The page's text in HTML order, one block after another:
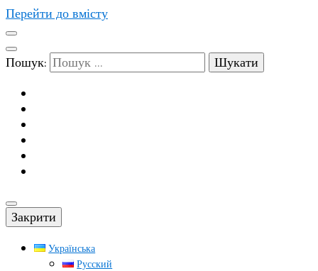
Перейти до вмісту
Пошук:
Закрити
Українська
Русский